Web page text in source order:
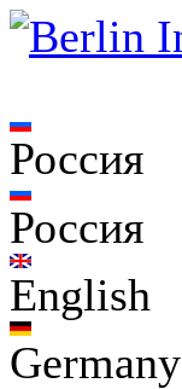
Россия
Россия
English
Germany